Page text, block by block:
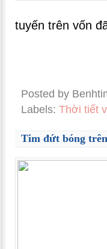
tuyến trên vốn
Posted by
Labels: Thời tiết
Tim đứt bóng